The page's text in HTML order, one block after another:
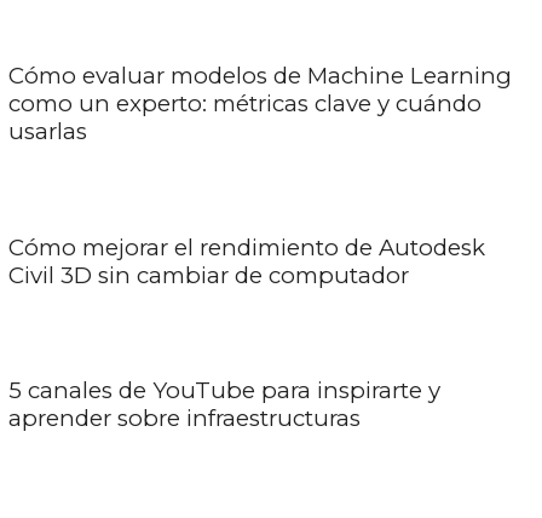
Cómo evaluar modelos de Machine Learning
como un experto: métricas clave y cuándo
usarlas
Cómo mejorar el rendimiento de Autodesk
Civil 3D sin cambiar de computador
5 canales de YouTube para inspirarte y
aprender sobre infraestructuras